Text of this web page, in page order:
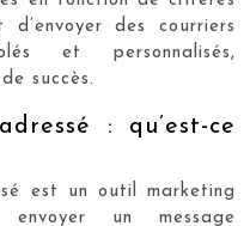
des courriers
et personnalisés,
succès.
: qu’est-ce
est un outil marketing
un message